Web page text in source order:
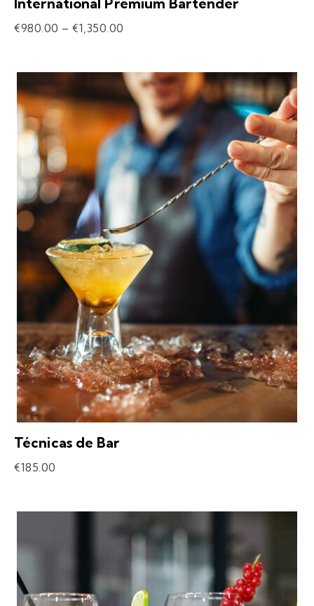
€980.00 – €1,350.00
Técnicas de Bar
€185.00